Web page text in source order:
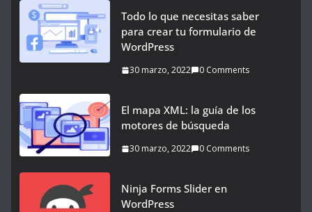
Todo lo que necesitas saber
para crear tu formulario de
WordPress
30 marzo, 2022 0 Comments
El mapa XML: la guía de los
motores de búsqueda
30 marzo, 2022 0 Comments
Ninja Forms Slider en
WordPress